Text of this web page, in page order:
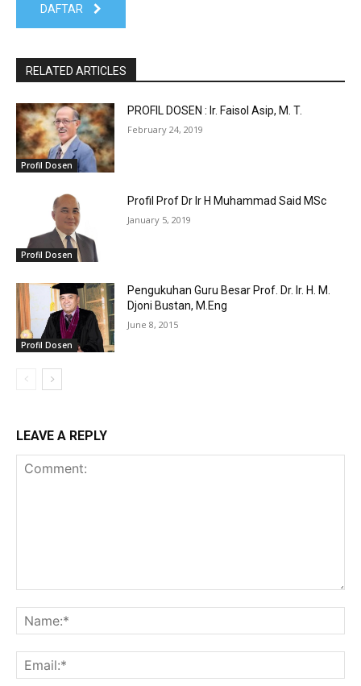
DAFTAR
RELATED ARTICLES
Profil Dosen
PROFIL DOSEN : Ir. Faisol Asip, M. T.
February 24, 2019
Profil Dosen
Profil Prof Dr Ir H Muhammad Said MSc
January 5, 2019
Profil Dosen
Pengukuhan Guru Besar Prof. Dr. Ir. H. M.
Djoni Bustan, M.Eng
June 8, 2015
LEAVE A REPLY